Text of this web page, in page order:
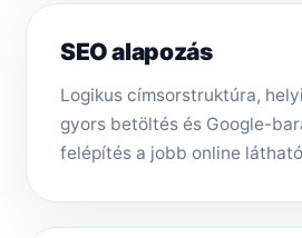
SEO alapozás
Logikus címsorstruktúra,
gyors betöltés és Google-
felépítés a jobb online